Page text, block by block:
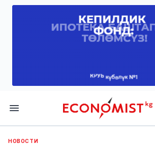
Economist.kg
НОВОСТИ